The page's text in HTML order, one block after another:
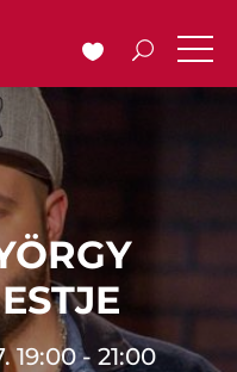
19:00 - 21:00